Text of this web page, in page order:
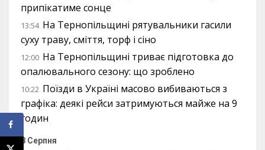
припікатиме сонце
13:54 На Тернопільщині рятувальники гасили
суху траву, сміття, торф і сіно
12:00 На Тернопільщині триває підготовка до
опалювального сезону: що зроблено
10:22 Поїзди в Україні масово вибиваються з
графіка: деякі рейси затримуються майже на 9
годин
8 Серпня